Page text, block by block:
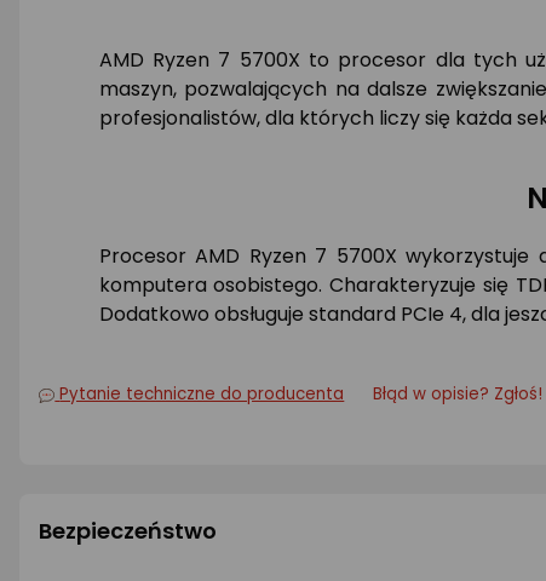
AMD Ryzen 7 5700X to procesor dla tych
maszyn, pozwalających na dalsze
profesjonalistów, dla których liczy się każda
Procesor AMD Ryzen 7 5700X
komputera osobistego. Charakteryzuje się
Dodatkowo obsługuje standard PCIe 4, dla
Pytanie techniczne do producenta Błąd w opisie? Zgłoś!
Bezpieczeństwo